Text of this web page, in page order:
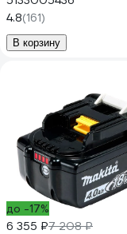
4.8(161)
В корзину
до -17%
6 355 ₽7 208 ₽